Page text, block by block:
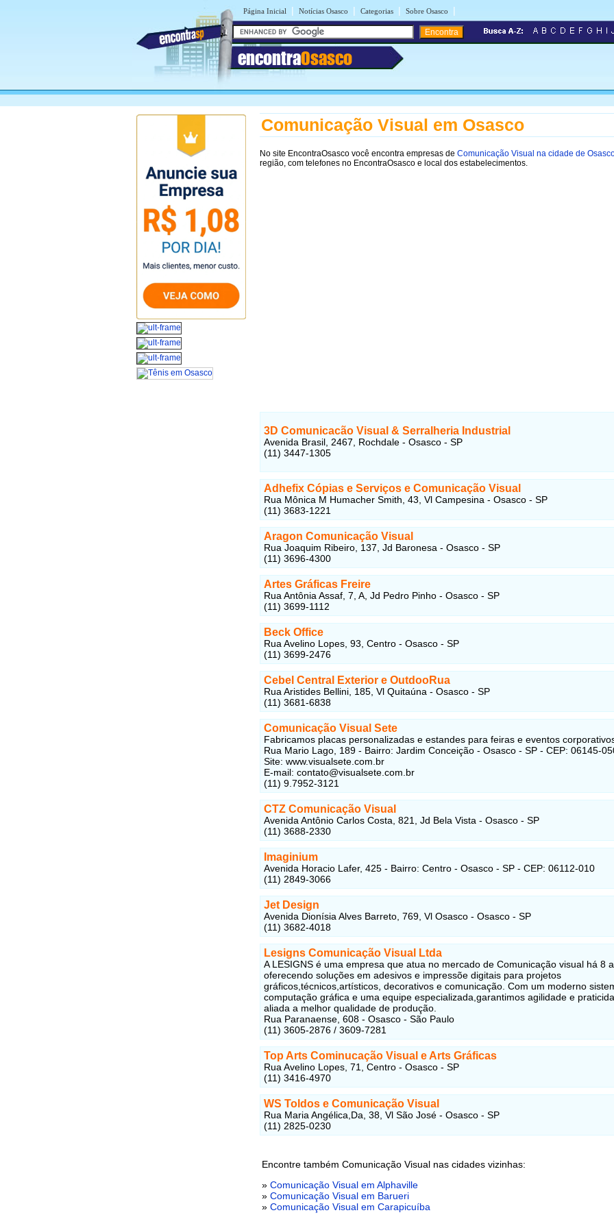
Página Inicial | Notícias Osasco | Categorias | Sobre Osasco |
encontraOsasco
Comunicação Visual em Osasco
No site EncontraOsasco você encontra empresas de Comunicação Visual na cidade de
região, com telefones no EncontraOsasco e local dos estabelecimentos.
3D Comunicacão Visual & Serralheria Industrial
Avenida Brasil, 2467, Rochdale - Osasco - SP
(11) 3447-1305
Adhefix Cópias e Serviços e Comunicação Visual
Rua Mônica M Humacher Smith, 43, Vl Campesina - Osasco - SP
(11) 3683-1221
Aragon Comunicação Visual
Rua Joaquim Ribeiro, 137, Jd Baronesa - Osasco - SP
(11) 3696-4300
Artes Gráficas Freire
Rua Antônia Assaf, 7, A, Jd Pedro Pinho - Osasco - SP
(11) 3699-1112
Beck Office
Rua Avelino Lopes, 93, Centro - Osasco - SP
(11) 3699-2476
Cebel Central Exterior e OutdooRua
Rua Aristides Bellini, 185, Vl Quitaúna - Osasco - SP
(11) 3681-6838
Comunicação Visual Sete
Fabricamos placas personalizadas e estandes para feiras e eventos
Rua Mario Lago, 189 - Bairro: Jardim Conceição - Osasco - SP - CEP: 06145-
Site: www.visualsete.com.br
E-mail: contato@visualsete.com.br
(11) 9.7952-3121
CTZ Comunicação Visual
Avenida Antônio Carlos Costa, 821, Jd Bela Vista - Osasco - SP
(11) 3688-2330
Imaginium
Avenida Horacio Lafer, 425 - Bairro: Centro - Osasco - SP - CEP: 06112-010
(11) 2849-3066
Jet Design
Avenida Dionísia Alves Barreto, 769, Vl Osasco - Osasco - SP
(11) 3682-4018
Lesigns Comunicação Visual Ltda
A LESIGNS é uma empresa que atua no mercado de Comunicação visual há 8
oferecendo soluções em adesivos e impressõe digitais para projetos
gráficos,técnicos,artísticos, decorativos e comunicação. Com um moderno
computação gráfica e uma equipe especializada,garantimos agilidade e
aliada a melhor qualidade de produção.
Rua Paranaense, 608 - Osasco - São Paulo
(11) 3605-2876 / 3609-7281
Top Arts Cominucação Visual e Arts Gráficas
Rua Avelino Lopes, 71, Centro - Osasco - SP
(11) 3416-4970
WS Toldos e Comunicação Visual
Rua Maria Angélica,Da, 38, Vl São José - Osasco - SP
(11) 2825-0230
Encontre também Comunicação Visual nas cidades vizinhas:
» Comunicação Visual em Alphaville
» Comunicação Visual em Barueri
» Comunicação Visual em Carapicuíba